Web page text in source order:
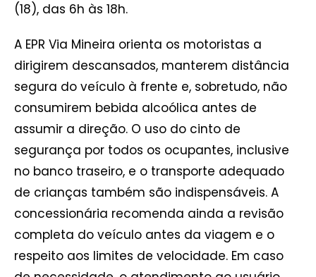
(18), das 6h às 18h.
A EPR Via Mineira orienta os motoristas a
dirigirem descansados, manterem distância
segura do veículo à frente e, sobretudo, não
consumirem bebida alcoólica antes de
assumir a direção. O uso do cinto de
segurança por todos os ocupantes, inclusive
no banco traseiro, e o transporte adequado
de crianças também são indispensáveis. A
concessionária recomenda ainda a revisão
completa do veículo antes da viagem e o
respeito aos limites de velocidade. Em caso